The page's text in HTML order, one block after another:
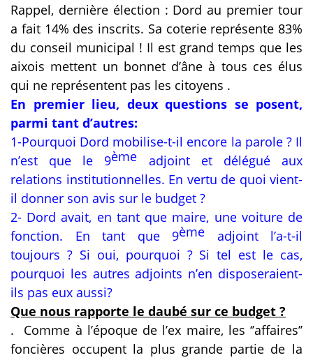
Rappel, dernière élection : Dord au premier tour
a fait 14% des inscrits. Sa coterie représente 83%
du conseil municipal ! Il est grand temps que les
aixois mettent un bonnet d’âne à tous ces élus
qui ne représentent pas les citoyens .
En premier lieu, deux questions se posent,
parmi tant d’autres:
1-Pourquoi Dord mobilise-t-il encore la parole ? Il
n’est que le 9ème adjoint et délégué aux
relations institutionnelles. En vertu de quoi vient-
il donner son avis sur le budget ?
2- Dord avait, en tant que maire, une voiture de
fonction. En tant que 9ème adjoint l’a-t-il
toujours ? Si oui, pourquoi ? Si tel est le cas,
pourquoi les autres adjoints n’en disposeraient-
ils pas eux aussi?
Que nous rapporte le daubé sur ce budget ?
. Comme à l’époque de l’ex maire, les ‘’affaires’’
foncières occupent la plus grande partie de la